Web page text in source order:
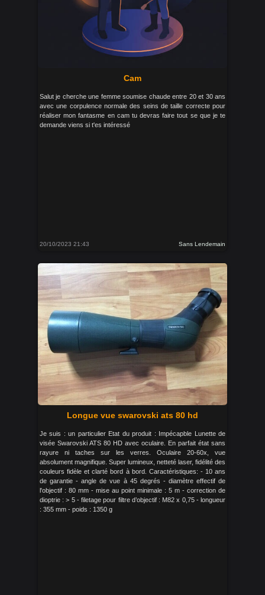
Cam
Salut je cherche une femme soumise chaude entre 20 et 30 ans
avec une corpulence normale des seins de taille correcte pour
réaliser mon fantasme en cam tu devras faire tout se que je te
demande viens si t'es intéressé
20/10/2023 21:43 Sans Lendemain
Longue vue swarovski ats 80 hd
Je suis : un particulier Etat du produit : Impécapble Lunette de
visée Swarovski ATS 80 HD avec oculaire. En parfait état sans
rayure ni taches sur les verres. Oculaire 20-60x, vue
absolument magnifique. Super lumineux, netteté laser, fidélité des
couleurs fidèle et clarté bord à bord. Caractéristiques: - 10 ans
de garantie - angle de vue à 45 degrés - diamètre effectif de
l'objectif : 80 mm - mise au point minimale : 5 m - correction de
dioptrie : > 5 - filetage pour filtre d’objectif : M82 x 0,75 - longueur
: 355 mm - poids : 1350 g